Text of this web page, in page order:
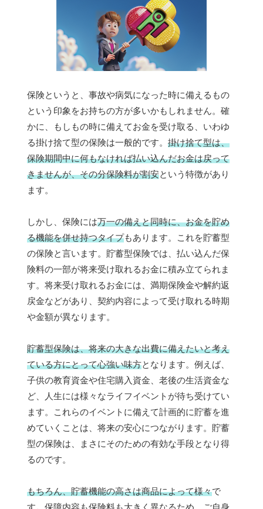
保険というと、事故や病気になった時に備えるもの
という印象をお持ちの方が多いかもしれません。確
かに、もしもの時に備えてお金を受け取る、いわゆ
る掛け捨て型の保険は一般的です。 掛け捨て型は、
保険期間中に何もなければ払い込んだお金は戻って
きませんが、その分保険料が割安という特徴があり
ます。
しかし、保険には万一の備えと同時に、お金を貯め
る機能を併せ持つタイプもあります。これを貯蓄型
の保険と言います。貯蓄型保険では、払い込んだ保
険料の一部が将来受け取れるお金に積み立てられま
す。将来受け取れるお金には、満期保険金や解約返
戻金などがあり、契約内容によって受け取れる時期
や金額が異なります。
貯蓄型保険は、将来の大きな出費に備えたいと考え
ている方にとって心強い味方となります。例えば、
子供の教育資金や住宅購入資金、老後の生活資金な
ど、人生には様々なライフイベントが待ち受けてい
ます。これらのイベントに備えて計画的に貯蓄を進
めていくことは、将来の安心につながります。貯蓄
型の保険は、まさにそのための有効な手段となり得
るのです。
もちろん、貯蓄機能の高さは商品によって様々で
す。保障内容も保険料も大きく異なるため、ご自身